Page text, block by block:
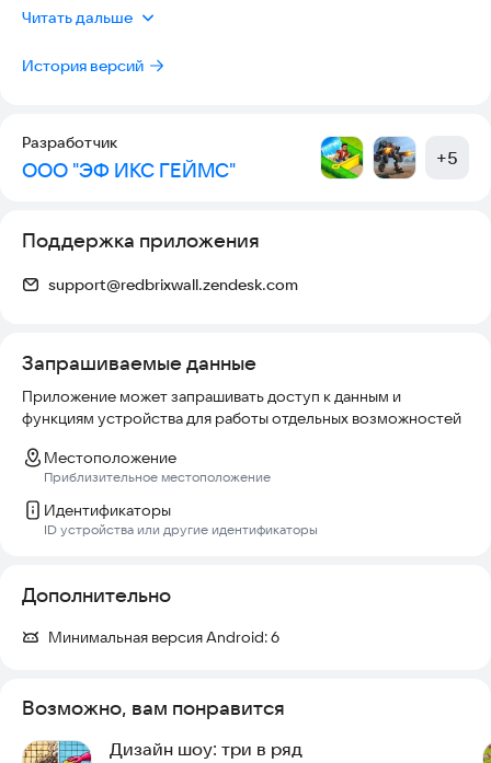
Читать дальше
История версий
Разработчик
ООО "ЭФ ИКС ГЕЙМС" +5
Поддержка приложения
support@redbrixwall.zendesk.com
Запрашиваемые данные
Приложение может запрашивать доступ к данным и
функциям устройства для работы отдельных возможностей
Местоположение
Приблизительное местоположение
Идентификаторы
ID устройства или другие идентификаторы
Дополнительно
Минимальная версия Android:6
Возможно, вам понравится
Дизайн шоу: три в ряд